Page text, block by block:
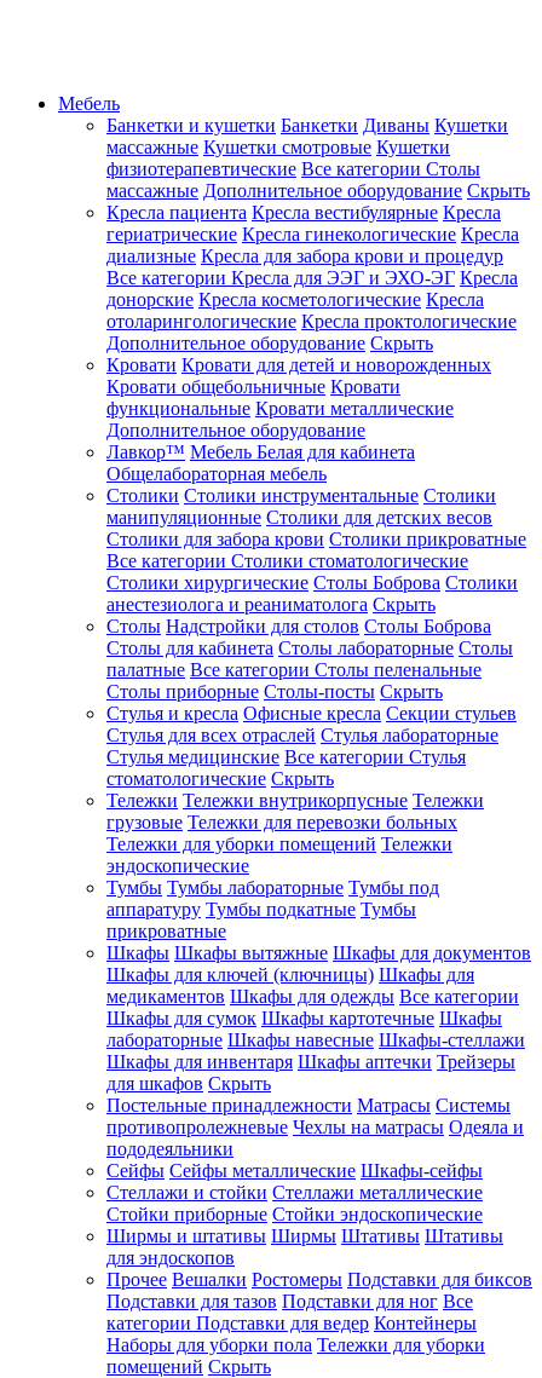
Мебель
Банкетки и кушетки Банкетки Диваны Кушетки
массажные Кушетки смотровые Кушетки
физиотерапевтические Все категории Столы
массажные Дополнительное оборудование Скрыть
Кресла пациента Кресла вестибулярные Кресла
гериатрические Кресла гинекологические Кресла
диализные Кресла для забора крови и процедур
Все категории Кресла для ЭЭГ и ЭХО-ЭГ Кресла
донорские Кресла косметологические Кресла
отоларингологические Кресла проктологические
Дополнительное оборудование Скрыть
Кровати Кровати для детей и новорожденных
Кровати общебольничные Кровати
функциональные Кровати металлические
Дополнительное оборудование
Лавкор™ Мебель Белая для кабинета
Общелабораторная мебель
Столики Столики инструментальные Столики
манипуляционные Столики для детских весов
Столики для забора крови Столики прикроватные
Все категории Столики стоматологические
Столики хирургические Столы Боброва Столики
анестезиолога и реаниматолога Скрыть
Столы Надстройки для столов Столы Боброва
Столы для кабинета Столы лабораторные Столы
палатные Все категории Столы пеленальные
Столы приборные Столы-посты Скрыть
Стулья и кресла Офисные кресла Секции стульев
Стулья для всех отраслей Стулья лабораторные
Стулья медицинские Все категории Стулья
стоматологические Скрыть
Тележки Тележки внутрикорпусные Тележки
грузовые Тележки для перевозки больных
Тележки для уборки помещений Тележки
эндоскопические
Тумбы Тумбы лабораторные Тумбы под
аппаратуру Тумбы подкатные Тумбы
прикроватные
Шкафы Шкафы вытяжные Шкафы для документов
Шкафы для ключей (ключницы) Шкафы для
медикаментов Шкафы для одежды Все категории
Шкафы для сумок Шкафы картотечные Шкафы
лабораторные Шкафы навесные Шкафы-стеллажи
Шкафы для инвентаря Шкафы аптечки Трейзеры
для шкафов Скрыть
Постельные принадлежности Матрасы Системы
противопролежневые Чехлы на матрасы Одеяла и
пододеяльники
Сейфы Сейфы металлические Шкафы-сейфы
Стеллажи и стойки Стеллажи металлические
Стойки приборные Стойки эндоскопические
Ширмы и штативы Ширмы Штативы Штативы
для эндоскопов
Прочее Вешалки Ростомеры Подставки для биксов
Подставки для тазов Подставки для ног Все
категории Подставки для ведер Контейнеры
Наборы для уборки пола Тележки для уборки
помещений Скрыть